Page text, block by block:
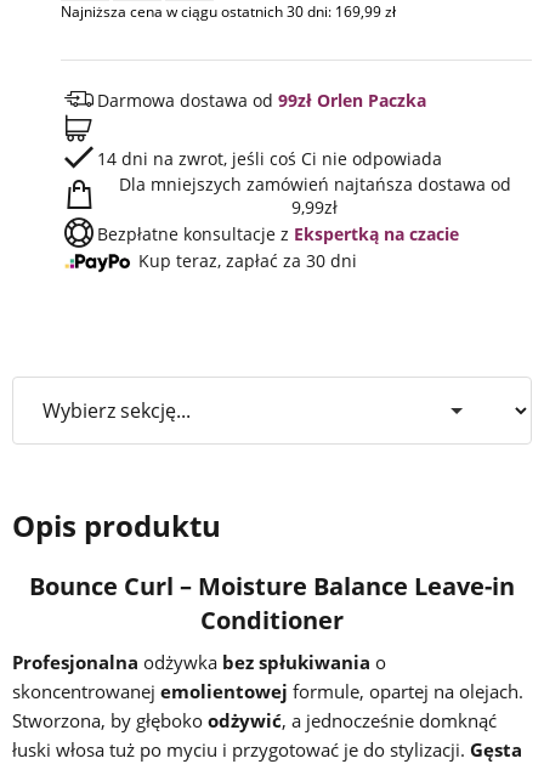
Najniższa cena w ciągu ostatnich 30 dni: 169,99zł
Darmowa dostawa od 99zł Orlen Paczka
14 dni na zwrot, jeśli coś Ci nie odpowiada
Dla mniejszych zamówień najtańsza dostawa od
9,99zł
Bezpłatne konsultacje z Ekspertką na czacie
Kup teraz, zapłać za 30 dni
Opis produktu
Bounce Curl – Moisture Balance Leave-in
Conditioner
Profesjonalna odżywka bez spłukiwania o
skoncentrowanej emolientowej formule, opartej na olejach.
Stworzona, by głęboko odżywić, a jednocześnie domknąć
łuski włosa tuż po myciu i przygotować je do stylizacji. Gęsta